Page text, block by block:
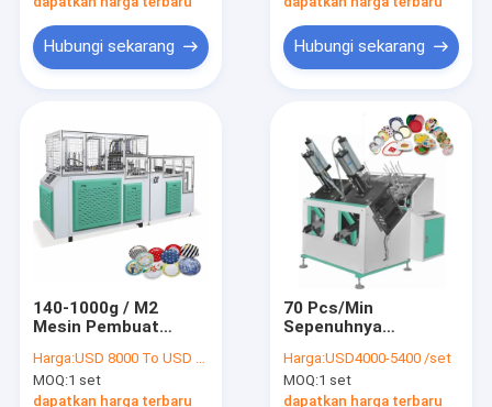
Hubungi sekarang Hubungi sekarang
140-1000g / M2
Mesin Pembuat
Untuk Kotak Makan
Siang
Harga:USD 8000 To USD 12000 Per Set
MOQ:1 set
dapatkan harga terbaru
70 Pcs/Min
Sepenuhnya
Pembuat Piring
Kertas Satu Kali
Mesin Pembuat
Harga:USD4000-5400 /set
MOQ:1 set
dapatkan harga terbaru